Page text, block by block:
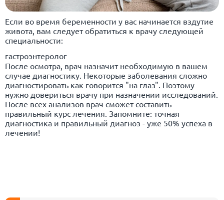
Если во время беременности у вас начинается вздутие
живота, вам следует обратиться к врачу следующей
специальности:
гастроэнтеролог
После осмотра, врач назначит необходимую в вашем
случае диагностику. Некоторые заболевания сложно
диагностировать как говорится "на глаз". Поэтому
нужно довериться врачу при назначении исследований.
После всех анализов врач сможет составить
правильный курс лечения. Запомните: точная
диагностика и правильный диагноз - уже 50% успеха в
лечении!